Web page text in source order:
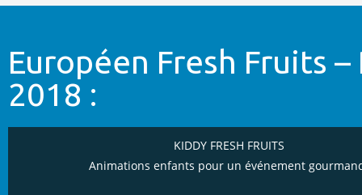
Européen Fresh Fruits –
2018 :
KIDDY FRESH FRUITS
Animations enfants pour un événement